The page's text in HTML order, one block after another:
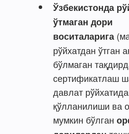
Ўзбекистонда
ўтмаган дори
воситаларига
рўйхатдан ўтган
бўлмаган
сертификатлаш
давлат
қўлланилиши ва
мумкин бўлган